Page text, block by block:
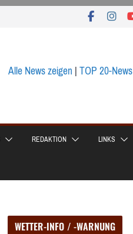
Alle News zeigen|TOP 20-News
REDAKTION LINKS
WETTER-INFO / -WARNUNG